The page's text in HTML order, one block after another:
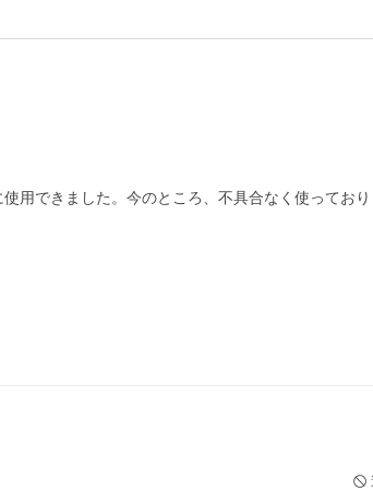
用できました。今のところ、不具合なく使っており